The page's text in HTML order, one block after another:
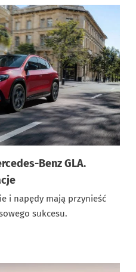
Benz GLA.
i napędy mają przynieść
sukcesu.